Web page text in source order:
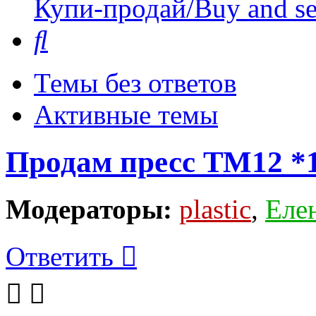
Купи-продай/Buy and
Темы без ответов
Активные темы
Продам пресс ТМ12
Модераторы: plastic,
Ответить